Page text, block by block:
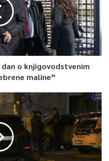
o knjigovodstvenim
maline”